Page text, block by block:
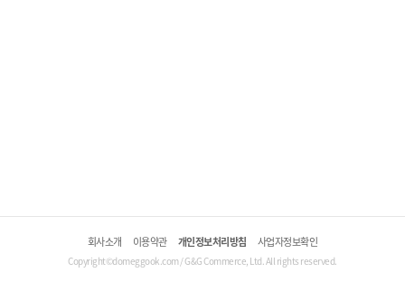
회사소개 이용약관 개인정보처리방침 사업자정보확인
Copyright©domeggook.com / G&G Commerce, Ltd. All rights reserved.